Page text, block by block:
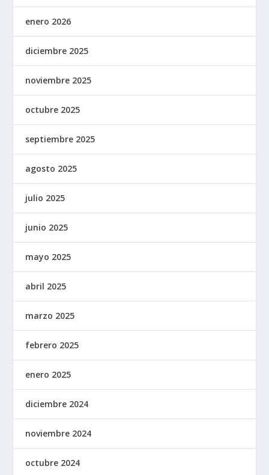
enero 2026
diciembre 2025
noviembre 2025
octubre 2025
septiembre 2025
agosto 2025
julio 2025
junio 2025
mayo 2025
abril 2025
marzo 2025
febrero 2025
enero 2025
diciembre 2024
noviembre 2024
octubre 2024